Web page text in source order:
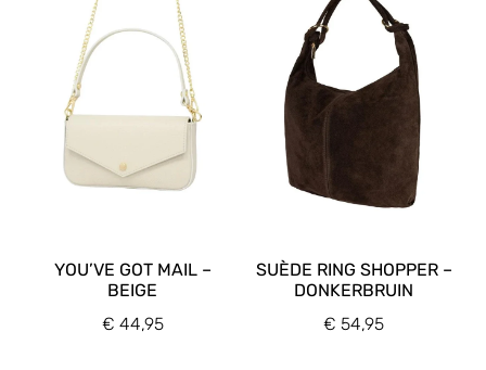
YOU’VE GOT MAIL –
BEIGE
€ 44,95
SUÈDE RING SHOPPER –
DONKERBRUIN
€ 54,95